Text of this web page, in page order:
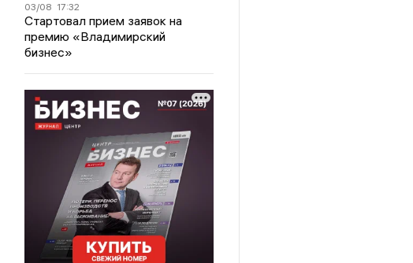
03/08 17:32
Стартовал прием заявок на
премию «Владимирский
бизнес»